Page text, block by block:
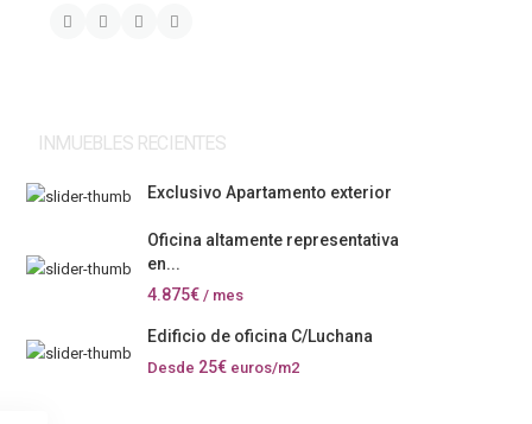
INMUEBLES RECIENTES
Exclusivo Apartamento exterior
Oficina altamente representativa
en...
4.875€ / mes
Edificio de oficina C/Luchana
Desde 25€ euros/m2